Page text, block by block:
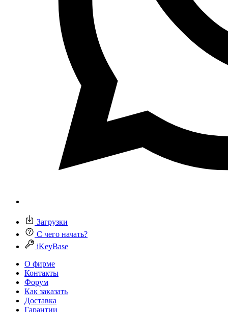
Загрузки
С чего начать?
iKeyBase
О фирме
Контакты
Форум
Как заказать
Доставка
Гарантии